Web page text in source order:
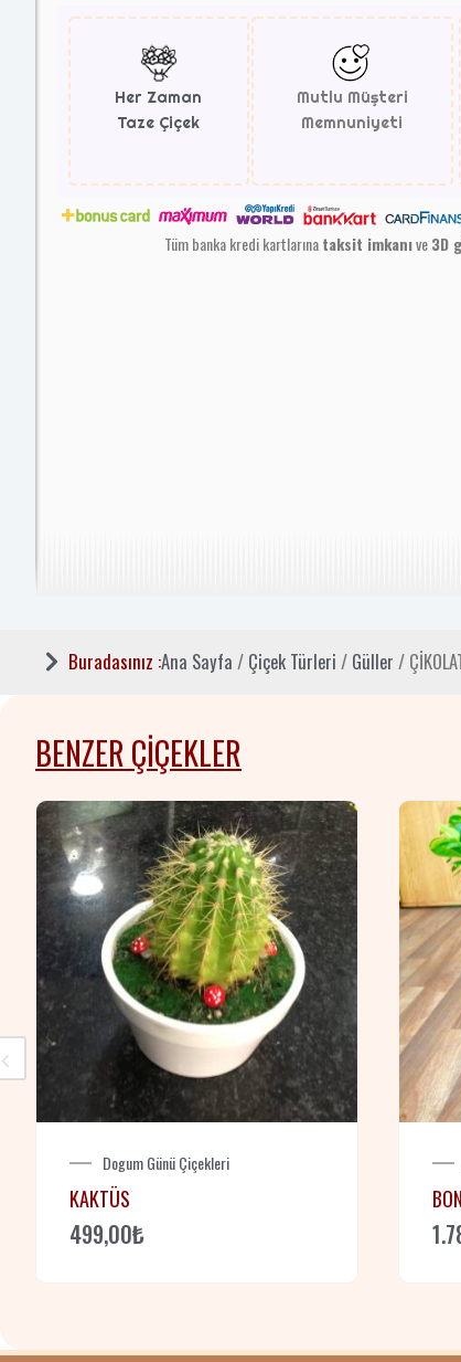
Her Zaman
Taze Çiçek
Mutlu Müşteri
Memnuniyeti
Tüm banka kredi kartlarınataksit imkanıve3D
Buradasınız :Ana Sayfa / Çiçek Türleri / Güller /
BENZER ÇIÇEKLER
Dogum Günü Çiçekleri
KAKTÜS
499,00₺